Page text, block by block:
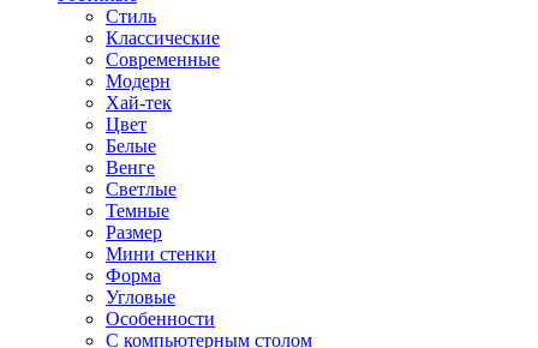
Стиль
Классические
Современные
Модерн
Хай-тек
Цвет
Белые
Венге
Светлые
Темные
Размер
Мини стенки
Форма
Угловые
Особенности
С компьютерным столом